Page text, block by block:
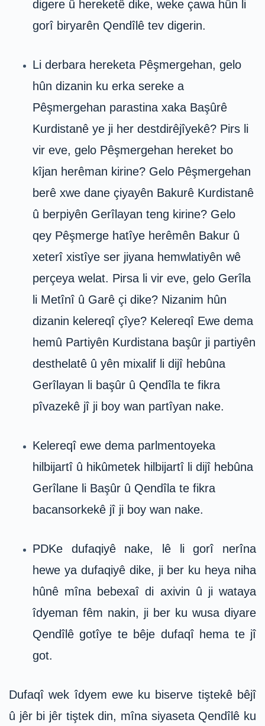
digere û hereketê dike, weke çawa hûn li
gorî biryarên Qendîlê tev digerin.
Li derbara hereketa Pêşmergehan, gelo
hûn dizanin ku erka sereke a
Pêşmergehan parastina xaka Başûrê
Kurdistanê ye ji her destdirêjîyekê? Pirs li
vir eve, gelo Pêşmergehan hereket bo
kîjan herêman kirine? Gelo Pêşmergehan
berê xwe dane çiyayên Bakurê Kurdistanê
û berpiyên Gerîlayan teng kirine? Gelo
qey Pêşmerge hatîye herêmên Bakur û
xeterî xistîye ser jiyana hemwlatiyên wê
perçeya welat. Pirsa li vir eve, gelo Gerîla
li Metînî û Garê çi dike? Nizanim hûn
dizanin kelereqî çîye? Kelereqî Ewe dema
hemû Partiyên Kurdistana başûr ji partiyên
desthelatê û yên mixalif li dijî hebûna
Gerîlayan li başûr û Qendîla te fikra
pîvazekê jî ji boy wan partîyan nake.
Kelereqî ewe dema parlmentoyeka
hilbijartî û hikûmetek hilbijartî li dijî hebûna
Gerîlane li Başûr û Qendîla te fikra
bacansorkekê jî ji boy wan nake.
PDKe dufaqiyê nake, lê li gorî nerîna
hewe ya dufaqiyê dike, ji ber ku heya niha
hûnê mîna bebexaî di axivin û ji wataya
îdyeman fêm nakin, ji ber ku wusa diyare
Qendîlê gotîye te bêje dufaqî hema te jî
got.
Dufaqî wek îdyem ewe ku biserve tiştekê bêjî
û jêr bi jêr tiştek din, mîna siyaseta Qendîlê ku